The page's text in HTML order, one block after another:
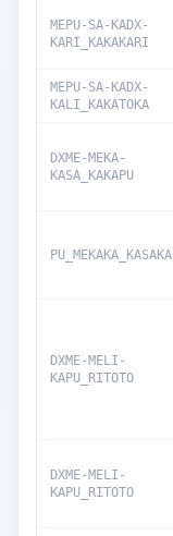
MEPU-SA-KADX-
KARI_KAKAKARI
MEPU-SA-KADX-
KALI_KAKATOKA
DXME-MEKA-
KASA_KAKAPU
PU_MEKAKA_KASAKA
DXME-MELI-
KAPU_RITOTO
DXME-MELI-
KAPU_RITOTO